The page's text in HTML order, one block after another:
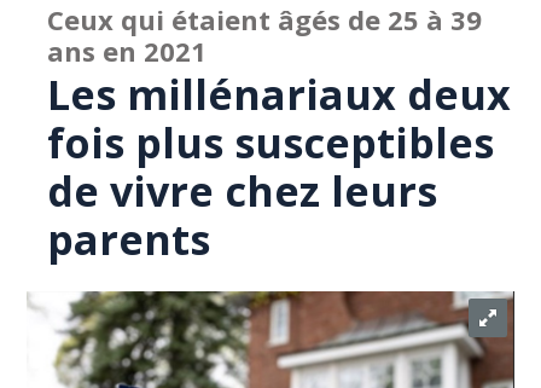
Ceux qui étaient âgés de 25 à 39
ans en 2021
Les millénariaux deux
fois plus susceptibles
de vivre chez leurs
parents